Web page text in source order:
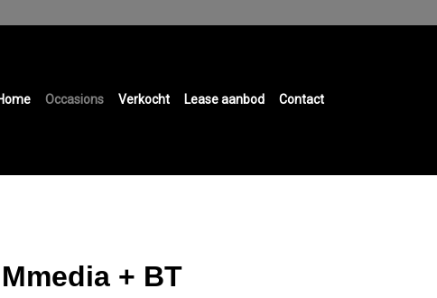
Occasions Verkocht Lease aanbod Contact
+ BT